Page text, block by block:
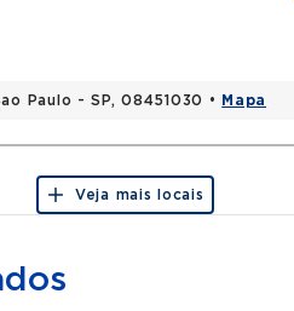
Paulo - SP, 08451030 • Mapa
Veja mais locais